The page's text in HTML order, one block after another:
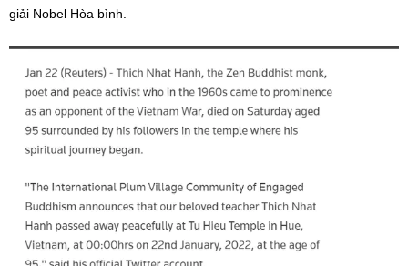
giải Nobel Hòa bình.